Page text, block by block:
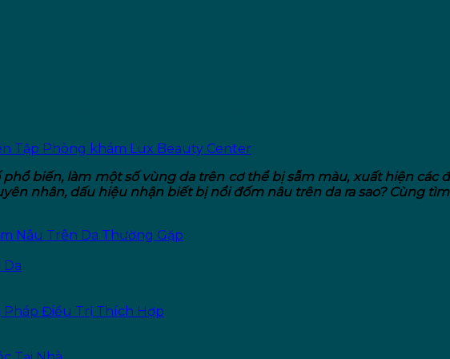
Tập Phòng khám Lux Beauty Center
biến, làm một số vùng da trên cơ thể bị sẫm màu, xuất hiện các
nhân, dấu hiệu nhận biết bị nổi đốm nâu trên da ra sao? Cùng
Nâu Trên Da Thường Gặp
Da
Pháp Điều Trị Thích Hợp